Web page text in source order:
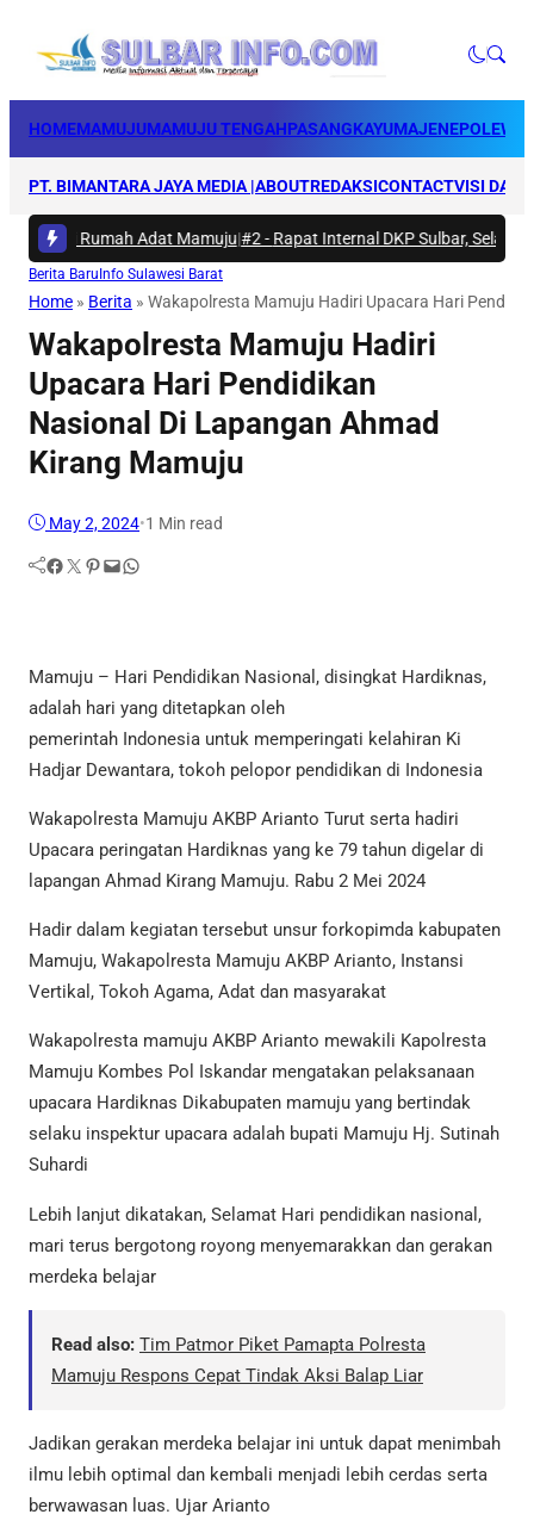
HOMEMAMUJUMAMUJU TENGAHPASANGKAYUMAJENE
PT. BIMANTARA JAYA MEDIA |ABOUTREDAKSICONTACTVISI DAN
di Rumah Adat Mamuju|#2 -Rapat Internal DKP Sulbar, Selaraskan
Berita Baru Info Sulawesi Barat
Home » Berita » Wakapolresta Mamuju Hadiri Upacara Hari
Wakapolresta Mamuju Hadiri
Upacara Hari Pendidikan
Nasional Di Lapangan Ahmad
Kirang Mamuju
May 2, 2024•1 Min read
Facebook Twitter Pinterest Mail WhatsApp
Mamuju – Hari Pendidikan Nasional, disingkat Hardiknas,
adalah hari yang ditetapkan oleh
pemerintah Indonesia untuk memperingati kelahiran Ki
Hadjar Dewantara, tokoh pelopor pendidikan di Indonesia
Wakapolresta Mamuju AKBP Arianto Turut serta hadiri
Upacara peringatan Hardiknas yang ke 79 tahun digelar di
lapangan Ahmad Kirang Mamuju. Rabu 2 Mei 2024
Hadir dalam kegiatan tersebut unsur forkopimda kabupaten
Mamuju, Wakapolresta Mamuju AKBP Arianto, Instansi
Vertikal, Tokoh Agama, Adat dan masyarakat
Wakapolresta mamuju AKBP Arianto mewakili Kapolresta
Mamuju Kombes Pol Iskandar mengatakan pelaksanaan
upacara Hardiknas Dikabupaten mamuju yang bertindak
selaku inspektur upacara adalah bupati Mamuju Hj. Sutinah
Suhardi
Lebih lanjut dikatakan, Selamat Hari pendidikan nasional,
mari terus bergotong royong menyemarakkan dan gerakan
merdeka belajar
Read also: Tim Patmor Piket Pamapta Polresta
Mamuju Respons Cepat Tindak Aksi Balap Liar
Jadikan gerakan merdeka belajar ini untuk dapat menimbah
ilmu lebih optimal dan kembali menjadi lebih cerdas serta
berwawasan luas. Ujar Arianto